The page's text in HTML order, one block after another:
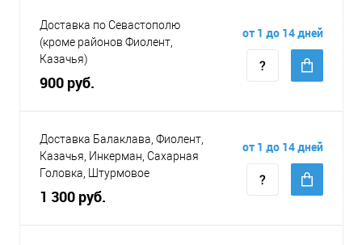
Доставка по Севастополю
(кроме районов Фиолент,
Казачья)
900 руб.
от 1 до 14 дней
Доставка Балаклава, Фиолент,
Казачья, Инкерман, Сахарная
Головка, Штурмовое
1 300 руб.
от 1 до 14 дней